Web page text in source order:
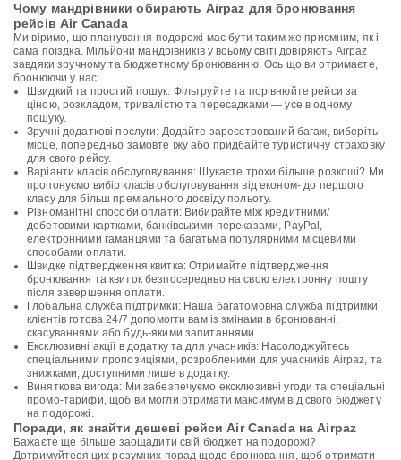
Чому мандрівники обирають Airpaz для бронювання
рейсів Air Canada
Ми віримо, що планування подорожі має бути таким же приємним, як і
сама поїздка. Мільйони мандрівників у всьому світі довіряють Airpaz
завдяки зручному та бюджетному бронюванню. Ось що ви отримаєте,
бронюючи у нас:
Швидкий та простий пошук: Фільтруйте та порівнюйте рейси за
ціною, розкладом, тривалістю та пересадками — усе в одному
пошуку.
Зручні додаткові послуги: Додайте зареєстрований багаж, виберіть
місце, попередньо замовте їжу або придбайте туристичну страховку
для свого рейсу.
Варіанти класів обслуговування: Шукаєте трохи більше розкоші? Ми
пропонуємо вибір класів обслуговування від економ- до першого
класу для більш преміального досвіду польоту.
Різноманітні способи оплати: Вибирайте між кредитними/
дебетовими картками, банківськими переказами, PayPal,
електронними гаманцями та багатьма популярними місцевими
способами оплати.
Швидке підтвердження квитка: Отримайте підтвердження
бронювання та квиток безпосередньо на свою електронну пошту
після завершення оплати.
Глобальна служба підтримки: Наша багатомовна служба підтримки
клієнтів готова 24/7 допомогти вам із змінами в бронюванні,
скасуваннями або будь-якими запитаннями.
Ексклюзивні акції в додатку та для учасників: Насолоджуйтесь
спеціальними пропозиціями, розробленими для учасників Airpaz, та
знижками, доступними лише в додатку.
Виняткова вигода: Ми забезпечуємо ексклюзивні угоди та спеціальні
промо-тарифи, щоб ви могли отримати максимум від свого бюджету
на подорожі.
Поради, як знайти дешеві рейси Air Canada на Airpaz
Бажаєте ще більше заощадити свій бюджет на подорожі?
Дотримуйтеся цих розумних порад щодо бронювання, щоб отримати